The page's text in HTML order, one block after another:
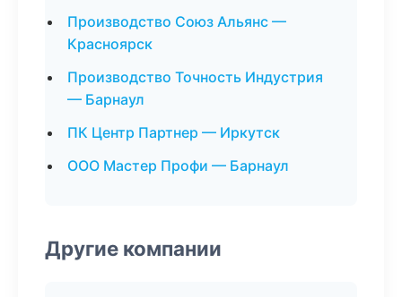
Производство Союз Альянс —
Красноярск
Производство Точность Индустрия
— Барнаул
ПК Центр Партнер — Иркутск
ООО Мастер Профи — Барнаул
Другие компании